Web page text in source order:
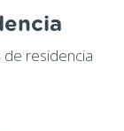
residencia